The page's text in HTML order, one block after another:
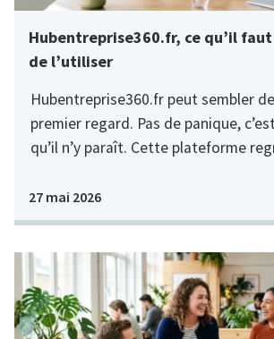
Hubentreprise360.fr, ce qu’il
de l’utiliser
Hubentreprise360.fr peut sembler
premier regard. Pas de panique,
qu’il n’y paraît. Cette plateforme
27 mai 2026